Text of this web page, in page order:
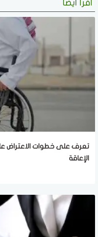
اقرأ أيضا
تعرف على خطوات الاعتراض
الإعاقة